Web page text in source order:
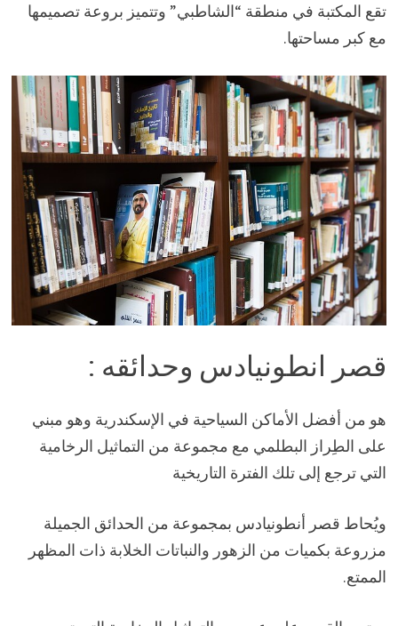
تقع المكتبة في منطقة “الشاطبي” وتتميز بروعة تصميمها
مع كبر مساحتها.
قصر انطونيادس وحدائقه :
هو من أفضل الأماكن السياحية في الإسكندرية وهو مبني
على الطِراز البطلمي مع مجموعة من التماثيل الرخامية
التي ترجع إلى تلك الفترة التاريخية
ويُحاط قصر أنطونيادس بمجموعة من الحدائق الجميلة
مزروعة بكميات من الزهور والنباتات الخلابة ذات المظهر
الممتع.